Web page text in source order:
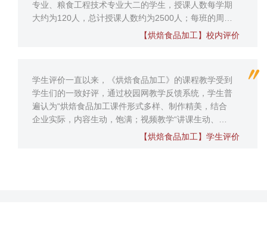
专业、粮食工程技术专业大二的学生，授课人数每学期
大约为120人，总计授课人数约为2500人；每班的周课
时为6学时，每学期96学时，总计授课课时数超3500学
【烘焙食品加工】校内评价
学生评价一直以来，《烘焙食品加工》的课程教学受到
学生们的一致好评，通过校园网教学反馈系统，学生普
遍认为“烘焙食品加工课件形式多样、制作精美，结合
企业实际，内容生动，饱满；视频教学“讲课生动、有
激情，概念讲述清楚，重点突出，深入浅出，有感染
【烘焙食品加工】学生评价